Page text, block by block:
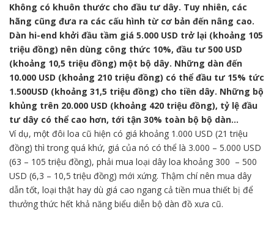
Không có khuôn thước cho đầu tư dây. Tuy nhiên, các
hãng cũng đưa ra các cấu hình từ cơ bản đến nâng cao.
Dàn hi-end khởi đầu tầm giá 5.000 USD trở lại (khoảng 105
triệu đồng) nên dùng công thức 10%, đầu tư 500 USD
(khoảng 10,5 triệu đồng) một bộ dây. Những dàn đến
10.000 USD (khoảng 210 triệu đồng) có thể đầu tư 15% tức
1.500USD (khoảng 31,5 triệu đồng) cho tiền dây. Những bộ
khủng trên 20.000 USD (khoảng 420 triệu đồng), tỷ lệ đầu
tư dây có thể cao hơn, tới tận 30% toàn bộ bộ dàn…
Ví dụ, một đôi loa cũ hiện có giá khoảng 1.000 USD (21 triệu
đồng) thì trong quá khứ, giá của nó có thể là 3.000 – 5.000 USD
(63 – 105 triệu đồng), phải mua loại dây loa khoảng 300 – 500
USD (6,3 – 10,5 triệu đồng) mới xứng. Thậm chí nên mua dây
dẫn tốt, loại thật hay dù giá cao ngang cả tiền mua thiết bị để
thưởng thức hết khả năng biểu diễn bộ dàn đồ xưa cũ.